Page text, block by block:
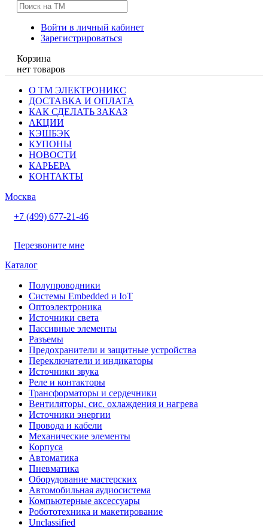
Войти в личный кабинет
Зарегистрироваться
Корзина
нет товаров
О ТМ ЭЛЕКТРОНИКС
ДОСТАВКА И ОПЛАТА
КАК СДЕЛАТЬ ЗАКАЗ
АКЦИИ
КЭШБЭК
КУПОНЫ
НОВОСТИ
КАРЬЕРА
КОНТАКТЫ
Москва
+7 (499) 677-21-46
Перезвоните мне
Каталог
Полупроводники
Системы Embedded и IoT
Oптоэлектроника
Источники света
Пассивные элементы
Разъeмы
Предохранители и защитные устройства
Переключатели и индикаторы
Источники звука
Реле и контакторы
Трансформаторы и сердечники
Вентиляторы, сис. охлаждения и нагрева
Источники энергии
Провода и кабели
Механические элементы
Корпуса
Автоматика
Пневматика
Оборудование мастерских
Автомобильная аудиосистема
Компьютерные аксессуары
Робототехника и макетирование
Unclassified